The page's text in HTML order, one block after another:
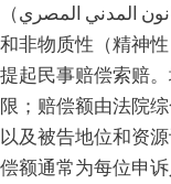
（المدني المصري
和非物质性（精神
提起民事赔偿索赔
限；赔偿额由法院
以及被告地位和资
偿额通常为每位申诉